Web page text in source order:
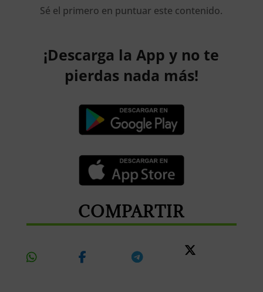
Sé el primero en puntuar este contenido.
¡Descarga la App y no te
pierdas nada más!
COMPARTIR